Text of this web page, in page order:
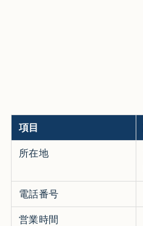
項目
所在地
電話番号
営業時間